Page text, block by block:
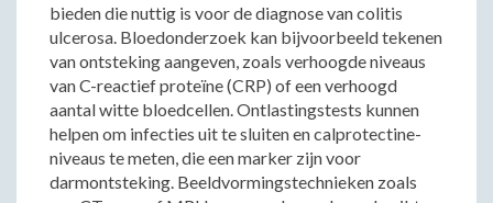
bieden die nuttig is voor de diagnose van colitis
ulcerosa. Bloedonderzoek kan bijvoorbeeld tekenen
van ontsteking aangeven, zoals verhoogde niveaus
van C-reactief proteïne (CRP) of een verhoogd
aantal witte bloedcellen. Ontlastingstests kunnen
helpen om infecties uit te sluiten en calprotectine-
niveaus te meten, die een marker zijn voor
darmontsteking. Beeldvormingstechnieken zoals